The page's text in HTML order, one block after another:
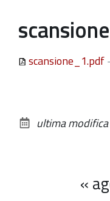
scansione_1.pdf
documento
ultima modifica
«